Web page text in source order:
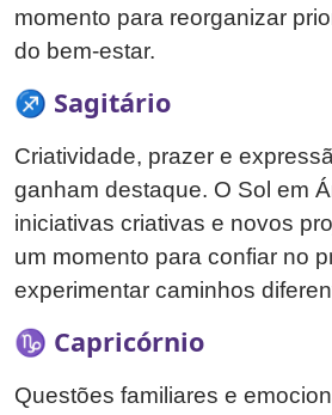
momento para reorganizar
do bem-estar.
♐ Sagitário
Criatividade, prazer e
ganham destaque. O Sol em
iniciativas criativas e novos
um momento para confiar no
experimentar caminhos
♑ Capricórnio
Questões familiares e